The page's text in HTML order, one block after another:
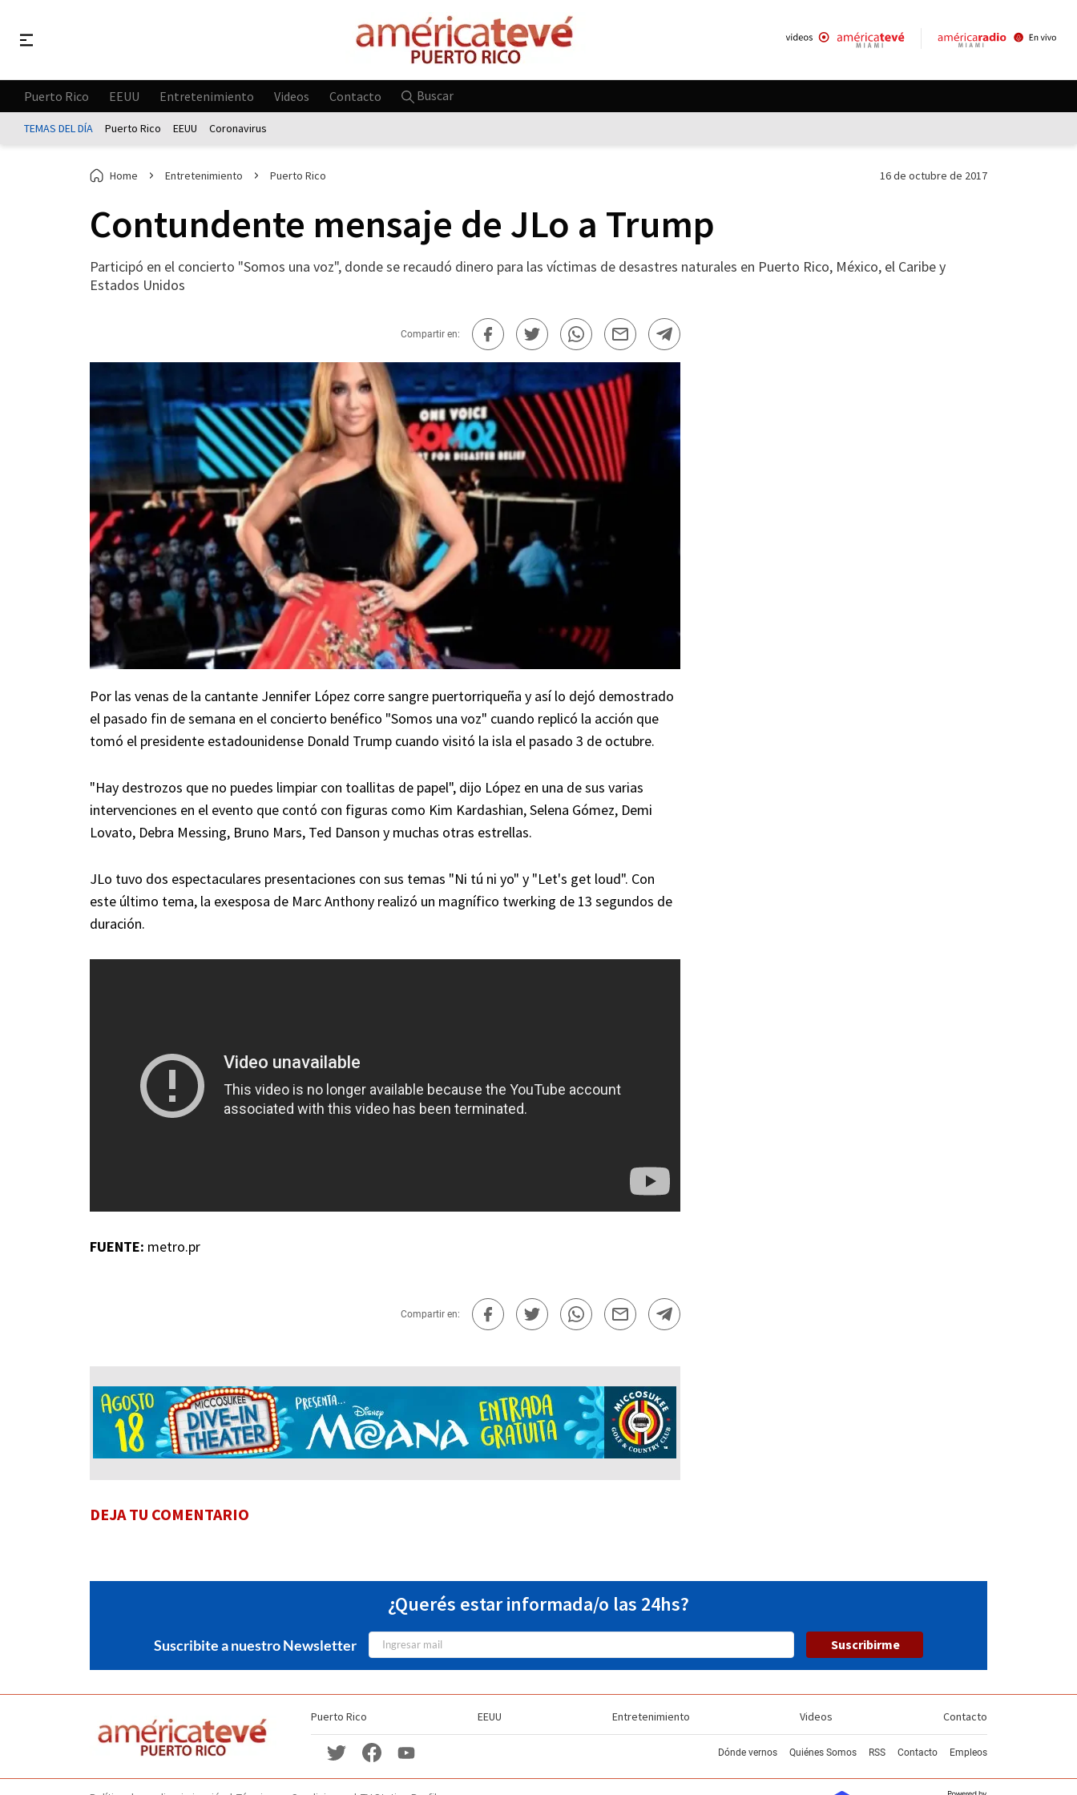
Puerto Rico EEUU Entretenimiento Videos Contacto Buscar
TEMAS DEL DÍA Puerto Rico EEUU Coronavirus
Home Entretenimiento Puerto Rico 16 de octubre de 2017
Contundente mensaje de JLo a Trump
Participó en el concierto "Somos una voz", donde se recaudó dinero para las víctimas de desastres naturales en Puerto Rico, México, el Caribe y
Estados Unidos
Compartir en:
Por las venas de la cantante Jennifer López corre sangre puertorriqueña y así lo dejó demostrado
el pasado fin de semana en el concierto benéfico "Somos una voz" cuando replicó la acción que
tomó el presidente estadounidense Donald Trump cuando visitó la isla el pasado 3 de octubre.
"Hay destrozos que no puedes limpiar con toallitas de papel", dijo López en una de sus varias
intervenciones en el evento que contó con figuras como Kim Kardashian, Selena Gómez, Demi
Lovato, Debra Messing, Bruno Mars, Ted Danson y muchas otras estrellas.
JLo tuvo dos espectaculares presentaciones con sus temas "Ni tú ni yo" y "Let's get loud". Con
este último tema, la exesposa de Marc Anthony realizó un magnífico twerking de 13 segundos de
duración.
FUENTE: metro.pr
Compartir en:
DEJA TU COMENTARIO
¿Querés estar informada/o las 24hs?
Suscribite a nuestro Newsletter Suscribirme
Puerto Rico EEUU Entretenimiento Videos Contacto
Dónde vernos Quiénes Somos RSS Contacto Empleos